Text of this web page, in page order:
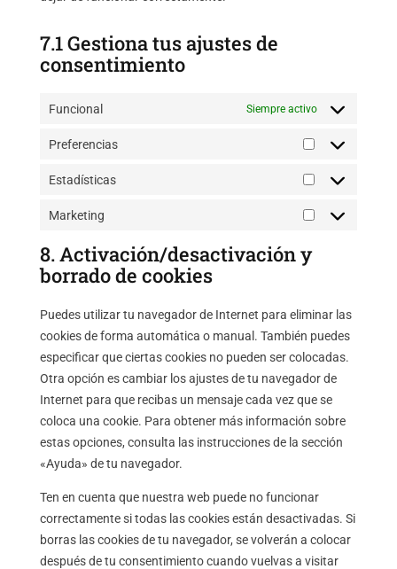
7.1 Gestiona tus ajustes de
consentimiento
Funcional Siempre activo
Preferencias
Preferencias
Estadísticas
Estadísticas
Marketing
Marketing
8. Activación/desactivación y
borrado de cookies
Puedes utilizar tu navegador de Internet para eliminar las
cookies de forma automática o manual. También puedes
especificar que ciertas cookies no pueden ser colocadas.
Otra opción es cambiar los ajustes de tu navegador de
Internet para que recibas un mensaje cada vez que se
coloca una cookie. Para obtener más información sobre
estas opciones, consulta las instrucciones de la sección
«Ayuda» de tu navegador.
Ten en cuenta que nuestra web puede no funcionar
correctamente si todas las cookies están desactivadas. Si
borras las cookies de tu navegador, se volverán a colocar
después de tu consentimiento cuando vuelvas a visitar